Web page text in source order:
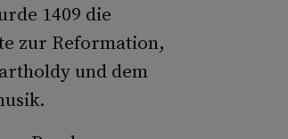
1409 die
zur Reformation,
und dem